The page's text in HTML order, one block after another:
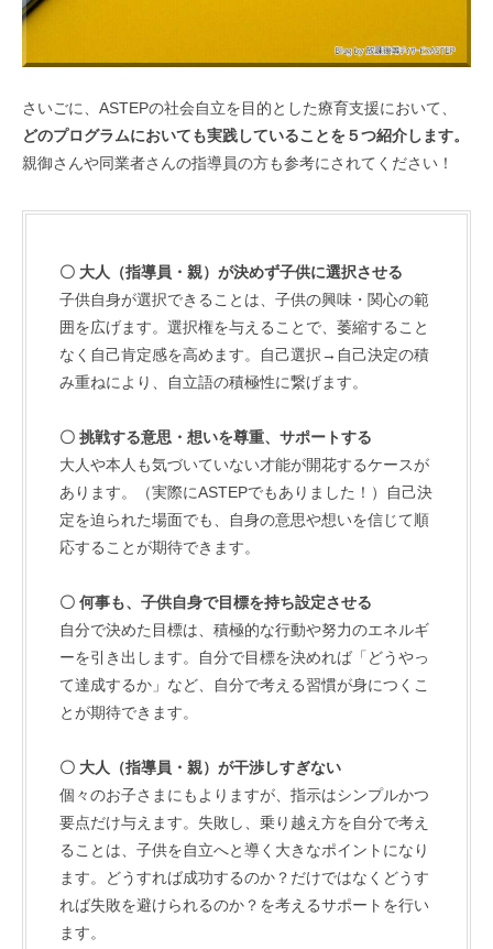
さいごに、ASTEPの社会自立を目的とした療育支援において、
どのプログラムにおいても実践していることを５つ紹介します。
親御さんや同業者さんの指導員の方も参考にされてください！
〇 大人（指導員・親）が決めず子供に選択させる
子供自身が選択できることは、子供の興味・関心の範
囲を広げます。選択権を与えることで、萎縮すること
なく自己肯定感を高めます。自己選択→自己決定の積
み重ねにより、自立語の積極性に繋げます。
〇 挑戦する意思・想いを尊重、サポートする
大人や本人も気づいていない才能が開花するケースが
あります。（実際にASTEPでもありました！）自己決
定を迫られた場面でも、自身の意思や想いを信じて順
応することが期待できます。
〇 何事も、子供自身で目標を持ち設定させる
自分で決めた目標は、積極的な行動や努力のエネルギ
ーを引き出します。自分で目標を決めれば「どうやっ
て達成するか」など、自分で考える習慣が身につくこ
とが期待できます。
〇 大人（指導員・親）が干渉しすぎない
個々のお子さまにもよりますが、指示はシンプルかつ
要点だけ与えます。失敗し、乗り越え方を自分で考え
ることは、子供を自立へと導く大きなポイントになり
ます。どうすれば成功するのか？だけではなくどうす
れば失敗を避けられるのか？を考えるサポートを行い
ます。